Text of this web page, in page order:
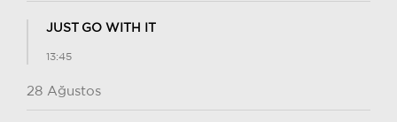
JUST GO WITH IT
13:45
28 Ağustos